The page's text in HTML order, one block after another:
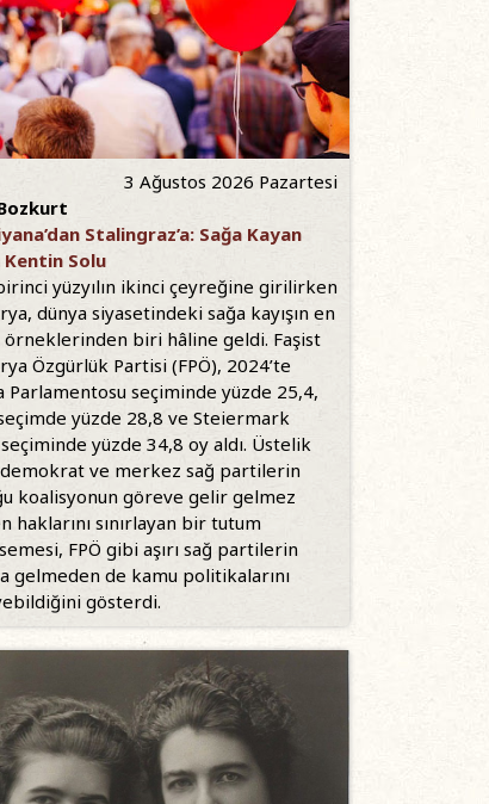
3 Ağustos 2026 Pazartesi
Stalingraz’a: Sağa Kayan
Kentin Solu
yüzyılın ikinci çeyreğine girilirken
dünya siyasetindeki sağa kayışın en
örneklerinden biri hâline geldi. Faşist
Özgürlük Partisi (FPÖ), 2024’te
Parlamentosu seçiminde yüzde 25,4,
yüzde 28,8 ve Steiermark
yüzde 34,8 oy aldı. Üstelik
ve merkez sağ partilerin
koalisyonun göreve gelir gelmez
haklarını sınırlayan bir tutum
FPÖ gibi aşırı sağ partilerin
gelmeden de kamu politikalarını
gösterdi.